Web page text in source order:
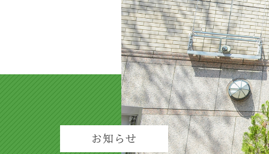
お知らせ